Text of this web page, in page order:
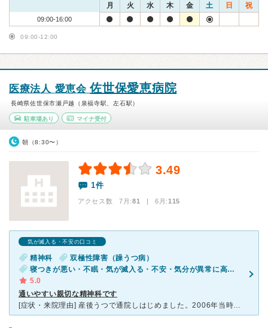
月 火 水 木 金 土 日 祝
09:00-16:00
09:00-12:00
医療法人 愛恵会佐世保愛恵病院
長崎県佐世保市瀬戸越（泉福寺駅、左石駅）
駐車場あり マイナ受付
朝（8:30〜）
3.49
1件
アクセス数 7月:81 | 6月:115
気が滅入る・不安の口コミ
精神科
双極性障害（躁うつ病）
寝つきが悪い・不眠・気が滅入る・不安・気分が異常に高揚している
5.0
通いやすい親切な精神科です
[症状・来院理由] 産後うつで通院しはじめました。2006年当時、服薬の自傷行為をしてから、重度のうつとしてかかっていましたが、今年に入って、双極性障害になりました。うつだけのときの初期症状は、死へ